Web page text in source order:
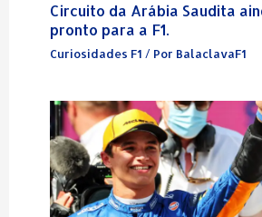
Circuito da Arábia Saudita
pronto para a F1.
Curiosidades F1 / Por BalaclavaF1